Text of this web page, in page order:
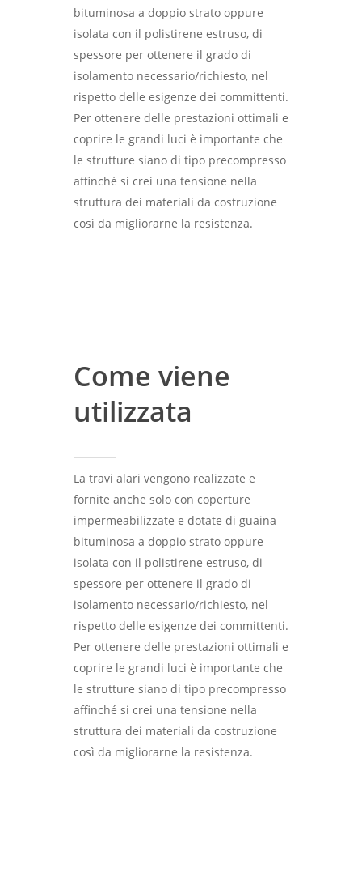
bituminosa a doppio strato oppure
isolata con il polistirene estruso, di
spessore per ottenere il grado di
isolamento necessario/richiesto, nel
rispetto delle esigenze dei committenti.
Per ottenere delle prestazioni ottimali e
coprire le grandi luci è importante che
le strutture siano di tipo precompresso
affinché si crei una tensione nella
struttura dei materiali da costruzione
così da migliorarne la resistenza.
Come viene
utilizzata
La travi alari vengono realizzate e
fornite anche solo con coperture
impermeabilizzate e dotate di guaina
bituminosa a doppio strato oppure
isolata con il polistirene estruso, di
spessore per ottenere il grado di
isolamento necessario/richiesto, nel
rispetto delle esigenze dei committenti.
Per ottenere delle prestazioni ottimali e
coprire le grandi luci è importante che
le strutture siano di tipo precompresso
affinché si crei una tensione nella
struttura dei materiali da costruzione
così da migliorarne la resistenza.
Tipologia edificio
trave alare
Impianti sportivi
Cabine elettriche
Elementi
Capriata
Trave alare
Travi laterali centrali di
frontalini
Tegoli di copertura
Pannelli di
angoli
Balconi e velette
Cornicioni prefabbricati
Murette di recinzione
prefabbricate
Coperture con travetti
Impresa edile
Interventi sismici
Gallery
Gallery edilizia civile
Gallery impresa edile
Contatti
Lanzarotti S.r.l.
e Costruzioni